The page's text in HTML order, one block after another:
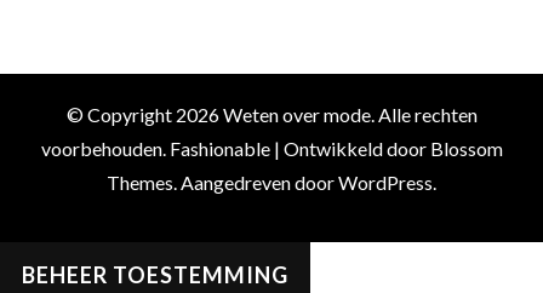
© Copyright 2026Weten over mode. Alle rechten
voorbehouden. Fashionable | Ontwikkeld door Blossom
Themes. Aangedreven doorWordPress.
BEHEER TOESTEMMING